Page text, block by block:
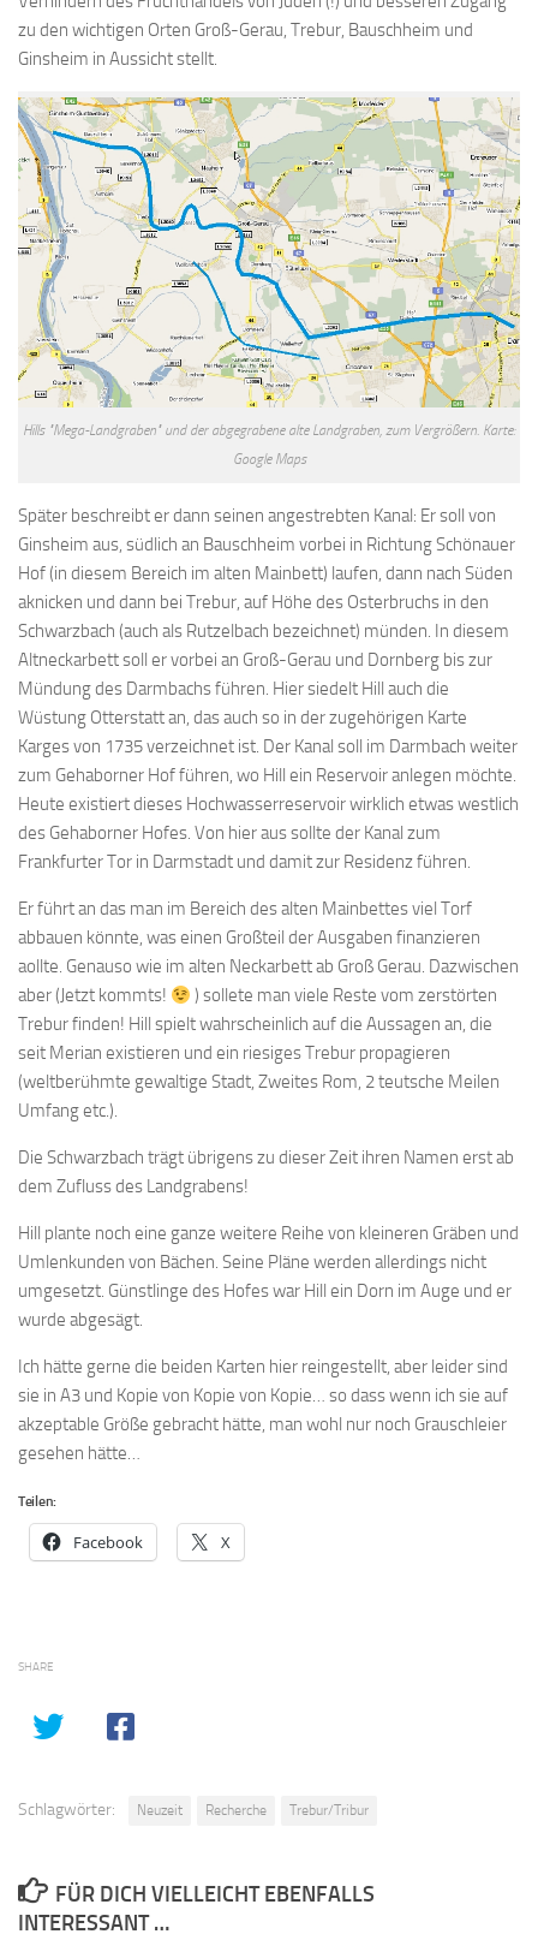
zu den wichtigen Orten Groß-Gerau, Trebur, Bauschheim und
Ginsheim in Aussicht stellt.
Hills "Mega-Landgraben" und der abgegrabene alte Landgraben, zum Vergrößern. Karte:
Google Maps
Später beschreibt er dann seinen angestrebten Kanal: Er soll von
Ginsheim aus, südlich an Bauschheim vorbei in Richtung Schönauer
Hof (in diesem Bereich im alten Mainbett) laufen, dann nach Süden
aknicken und dann bei Trebur, auf Höhe des Osterbruchs in den
Schwarzbach (auch als Rutzelbach bezeichnet) münden. In diesem
Altneckarbett soll er vorbei an Groß-Gerau und Dornberg bis zur
Mündung des Darmbachs führen. Hier siedelt Hill auch die
Wüstung Otterstatt an, das auch so in der zugehörigen Karte
Karges von 1735 verzeichnet ist. Der Kanal soll im Darmbach weiter
zum Gehaborner Hof führen, wo Hill ein Reservoir anlegen möchte.
Heute existiert dieses Hochwasserreservoir wirklich etwas westlich
des Gehaborner Hofes. Von hier aus sollte der Kanal zum
Frankfurter Tor in Darmstadt und damit zur Residenz führen.
Er führt an das man im Bereich des alten Mainbettes viel Torf
abbauen könnte, was einen Großteil der Ausgaben finanzieren
aollte. Genauso wie im alten Neckarbett ab Groß Gerau. Dazwischen
aber (Jetzt kommts!
) sollete man viele Reste vom zerstörten
Trebur finden! Hill spielt wahrscheinlich auf die Aussagen an, die
seit Merian existieren und ein riesiges Trebur propagieren
(weltberühmte gewaltige Stadt, Zweites Rom, 2 teutsche Meilen
Umfang etc.).
Die Schwarzbach trägt übrigens zu dieser Zeit ihren Namen erst ab
dem Zufluss des Landgrabens!
Hill plante noch eine ganze weitere Reihe von kleineren Gräben und
Umlenkunden von Bächen. Seine Pläne werden allerdings nicht
umgesetzt. Günstlinge des Hofes war Hill ein Dorn im Auge und er
wurde abgesägt.
Ich hätte gerne die beiden Karten hier reingestellt, aber leider sind
sie in A3 und Kopie von Kopie von Kopie… so dass wenn ich sie auf
akzeptable Größe gebracht hätte, man wohl nur noch Grauschleier
gesehen hätte…
Teilen:
Facebook X
SHARE
Schlagwörter: Neuzeit Recherche Trebur/Tribur
FÜR DICH VIELLEICHT EBENFALLS
INTERESSANT …